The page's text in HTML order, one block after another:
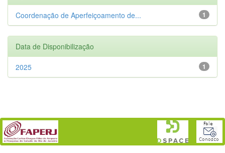
1
Coordenação de Aperfeiçoamento de...
Data de Disponibilização
1
2025